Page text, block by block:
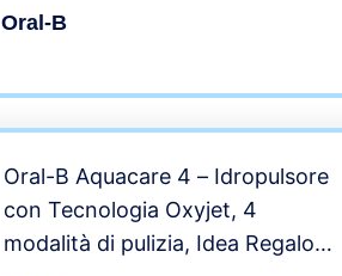
Oral-B
Oral-B Aquacare 4 – Idropulsore
con Tecnologia Oxyjet, 4
modalità di pulizia, Idea Regalo